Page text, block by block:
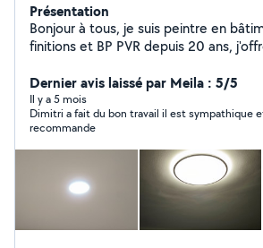
Présentation
Bonjour à tous, je suis peintre en
finitions et BP PVR depuis 20 ans, j'offre mes services (
placo ect....voir mes travaux de
suis quelqu'un de sérieux, dynamique,
consciencieux, je suis très sociable je
conseiller si vous êtes intéressé, de
aussi dans le bricolage, ( montage de
et démontage de meubles.....
Dernier avis laissé par Meila : 5/5
Il y a 5 mois
Dimitri a fait du bon travail il est sympathique
recommande